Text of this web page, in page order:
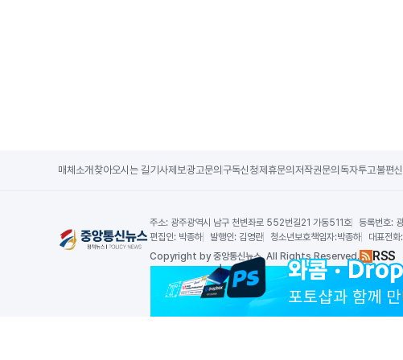
매체소개 찾아오시는 길기사제보광고문의 구독신청제휴문의 저작권문의 독자투고불편
주소: 광주광역시 남구 천변좌로 552번길21 가동511호 등록번호:
편집인: 박종하 발행인: 김영란 청소년보호책임자:박종하 대표전화:
Copyright by 중앙통신뉴스, All Rights Reserved. RSS